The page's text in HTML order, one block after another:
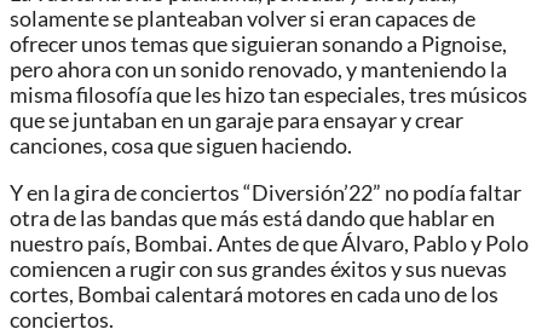
solamente se planteaban volver si eran capaces de
ofrecer unos temas que siguieran sonando a Pignoise,
pero ahora con un sonido renovado, y manteniendo la
misma filosofía que les hizo tan especiales, tres músicos
que se juntaban en un garaje para ensayar y crear
canciones, cosa que siguen haciendo.
Y en la gira de conciertos “Diversión’22” no podía faltar
otra de las bandas que más está dando que hablar en
nuestro país, Bombai. Antes de que Álvaro, Pablo y Polo
comiencen a rugir con sus grandes éxitos y sus nuevas
cortes, Bombai calentará motores en cada uno de los
conciertos.